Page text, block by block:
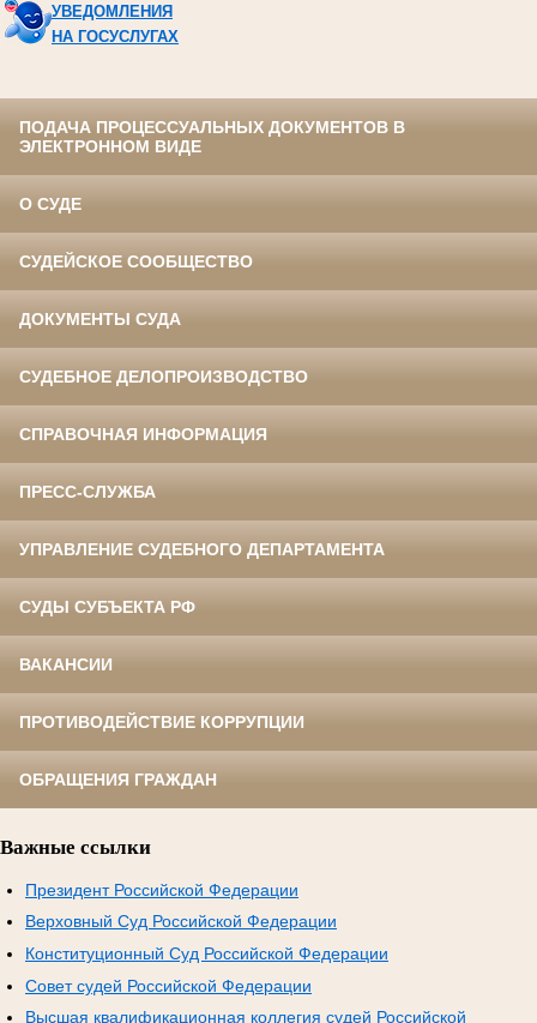
УВЕДОМЛЕНИЯ
НА ГОСУСЛУГАХ
ПОДАЧА ПРОЦЕССУАЛЬНЫХ ДОКУМЕНТОВ В
ЭЛЕКТРОННОМ ВИДЕ
О СУДЕ
СУДЕЙСКОЕ СООБЩЕСТВО
ДОКУМЕНТЫ СУДА
СУДЕБНОЕ ДЕЛОПРОИЗВОДСТВО
СПРАВОЧНАЯ ИНФОРМАЦИЯ
ПРЕСС-СЛУЖБА
УПРАВЛЕНИЕ СУДЕБНОГО ДЕПАРТАМЕНТА
СУДЫ СУБЪЕКТА РФ
ВАКАНСИИ
ПРОТИВОДЕЙСТВИЕ КОРРУПЦИИ
ОБРАЩЕНИЯ ГРАЖДАН
Важные ссылки
Президент Российской Федерации
Верховный Суд Российской Федерации
Конституционный Суд Российской Федерации
Совет судей Российской Федерации
Высшая квалификационная коллегия судей Российской